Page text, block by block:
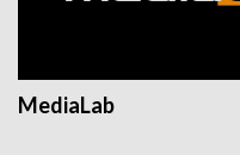
MediaLab